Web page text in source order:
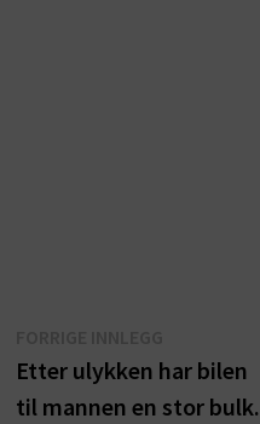
innlegg:
Etter ulykken har bilen
til mannen en stor bulk.